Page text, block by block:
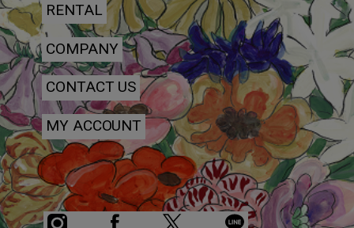
RENTAL
COMPANY
CONTACT US
MY ACCOUNT